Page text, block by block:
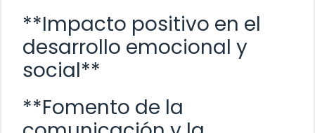
**Impacto positivo en el
desarrollo emocional y
social**
**Fomento de la